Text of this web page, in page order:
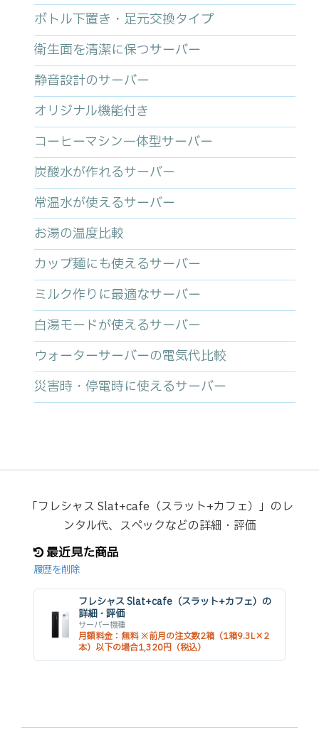
ボトル下置き・足元交換タイプ
衛生面を清潔に保つサーバー
静音設計のサーバー
オリジナル機能付き
コーヒーマシン一体型サーバー
炭酸水が作れるサーバー
常温水が使えるサーバー
お湯の温度比較
カップ麺にも使えるサーバー
ミルク作りに最適なサーバー
白湯モードが使えるサーバー
ウォーターサーバーの電気代比較
災害時・停電時に使えるサーバー
「フレシャス Slat+cafe（スラット+カフェ）」のレ
ンタル代、スペックなどの詳細・評価
最近見た商品
履歴を削除
フレシャス Slat+cafe（スラット+カフェ）の
詳細・評価
サーバー機種
月額料金：無料 ※前月の注文数2箱（1箱9.3L×2
本）以下の場合1,320円（税込）